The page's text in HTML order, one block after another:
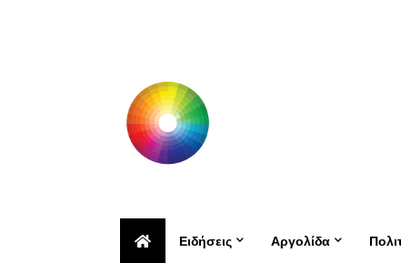
Ειδήσεις Αργολίδα